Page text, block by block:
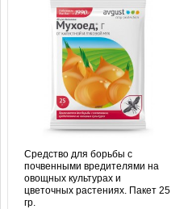
Средство для борьбы с
почвенными вредителями на
овощных культурах и
цветочных растениях. Пакет 25
гр.